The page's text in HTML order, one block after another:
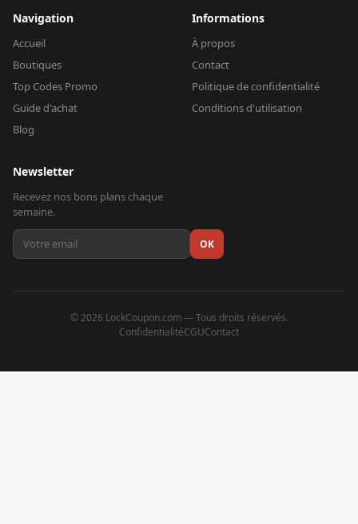
Navigation
Accueil
Boutiques
Top Codes Promo
Guide d'achat
Blog
Informations
À propos
Contact
Politique de confidentialité
Conditions d'utilisation
Newsletter
Recevez nos bons plans chaque
semaine.
OK
©2026 LockCoupon.com — Tous droits réservés.
ConfidentialitéCGUContact